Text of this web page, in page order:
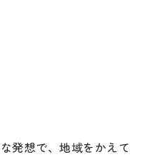
発想で、地域をかえて